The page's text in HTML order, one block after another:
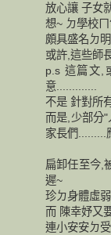
放心讓 子女
想~ ㄉ學校
頗具盛名ㄉ
或許,這些師
p.s 這篇文,
意.............
不是 針對所
而是,少部分
家長們.........
扁卸任至今,
遲~
珍ㄉ身體虛
而 陳幸妤又
連小安安ㄉ